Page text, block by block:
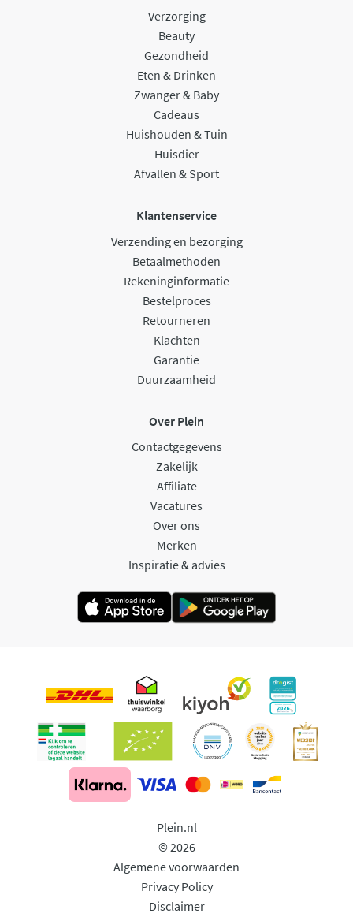
Verzorging
Beauty
Gezondheid
Eten & Drinken
Zwanger & Baby
Cadeaus
Huishouden & Tuin
Huisdier
Afvallen & Sport
Klantenservice
Verzending en bezorging
Betaalmethoden
Rekeninginformatie
Bestelproces
Retourneren
Klachten
Garantie
Duurzaamheid
Over Plein
Contactgegevens
Zakelijk
Affiliate
Vacatures
Over ons
Merken
Inspiratie & advies
Plein.nl
© 2026
Algemene voorwaarden
Privacy Policy
Disclaimer